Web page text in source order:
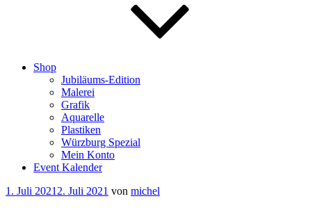
Shop
Jubiläums-Edition
Malerei
Grafik
Aquarelle
Plastiken
Würzburg Spezial
Mein Konto
Event Kalender
Veröffentlicht
1. Juli 2021 2. Juli 2021 von michel